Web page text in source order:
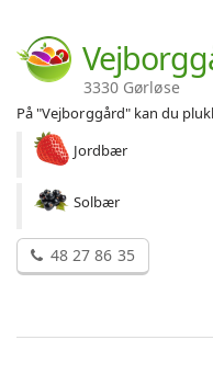
3330 Gørløse
På "Vejborggård" kan du
Jordbær
Solbær
48 27 86 35